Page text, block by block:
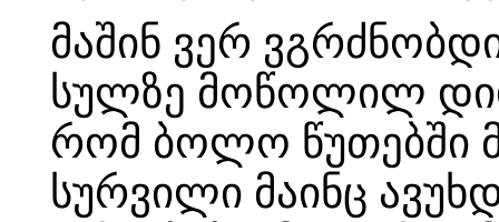
მაშინ ვერ
სულზე მოწოლილ დიდ
რომ ბოლო წუთებში
სურვილი მაინც